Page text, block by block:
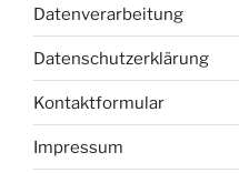
Datenverarbeitung
Datenschutzerklärung
Kontaktformular
Impressum